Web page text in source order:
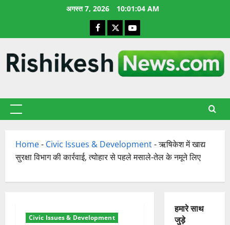
अगस्त 7, 2026 10:01:05 AM
Facebook
X YouTube
प्राथमिक
Home- Civic Issues & Development-ऋषिकेश में खाद्य
सुरक्षा विभाग की कार्रवाई, त्योहार से पहले मसाले-तेल के नमूने लिए
Civic Issues & Development
हमारे साथ
जुड़े